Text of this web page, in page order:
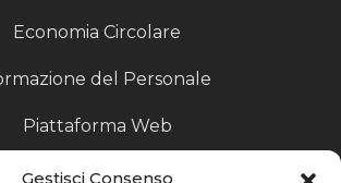
Gestisci Consenso
Economia Circolare
del Personale
Piattaforma Web
Scouting fornitori